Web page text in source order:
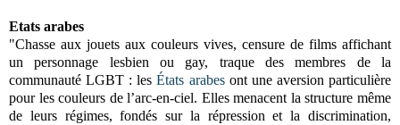
Etats arabes
"Chasse aux jouets aux couleurs vives, censure de films affichant
un personnage lesbien ou gay, traque des membres de la
communauté LGBT : lesÉtats arabesont une aversion particulière
pour les couleurs de l’arc-en-ciel. Elles menacent la structure même
de leurs régimes, fondés sur la répression et la discrimination,